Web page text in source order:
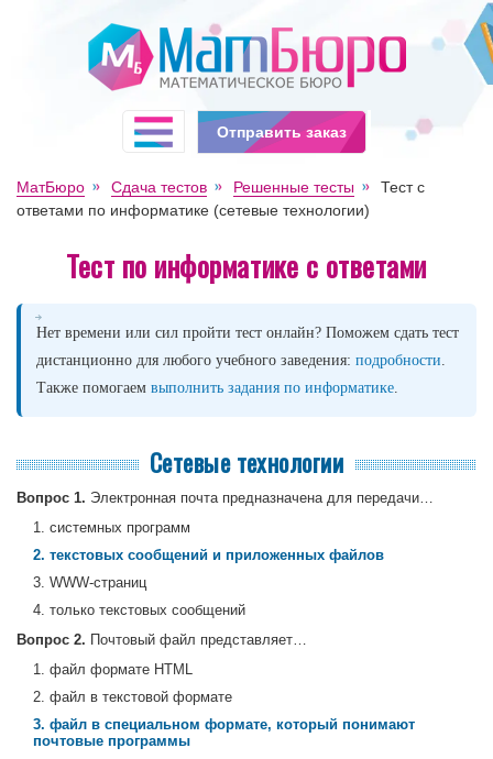
МатБюро Сдача тестов Решенные тесты
Тест с
ответами по информатике (сетевые технологии)
Тест по информатике с ответами
Нет времени или сил пройти тест онлайн? Поможем сдать тест
дистанционно для любого учебного заведения: подробности.
Также помогаем выполнить задания по информатике.
Сетевые технологии
Вопрос 1. Электронная почта предназначена для передачи…
1. системных программ
2. текстовых сообщений и приложенных файлов
3. WWW-страниц
4. только текстовых сообщений
Вопрос 2. Почтовый файл представляет…
1. файл формате HTML
2. файл в текстовой формате
3. файл в специальном формате, который понимают
почтовые программы
Отправить заказ